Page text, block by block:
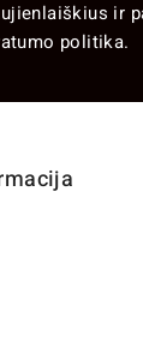
ir
politika.